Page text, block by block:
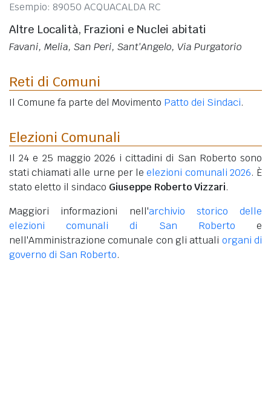
Esempio: 89050 ACQUACALDA RC
Altre Località, Frazioni e Nuclei abitati
Favani, Melia, San Peri, Sant'Angelo, Via Purgatorio
Reti di Comuni
Il Comune fa parte del Movimento Patto dei Sindaci.
Elezioni Comunali
Il 24 e 25 maggio 2026 i cittadini di San Roberto sono
stati chiamati alle urne per leelezioni comunali 2026. È
stato eletto il sindaco Giuseppe Roberto Vizzari.
Maggiori informazioni nell'archivio storico delle
elezioni comunali di San Roberto e
nell'Amministrazione comunale con gli attuali organi di
governo di San Roberto.